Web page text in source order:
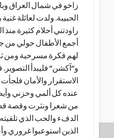
زاخو في شمال العراق
الحبيبة. ولدت لعائلة
راودتني أحلام كثيرة
أجمع الأطفال حولي من
لهم فكرة مسرحية ومن
و”آكشن” فليبدأ
الاستقرار والأمان
عنده كل ألمي وحزني
من شعرا ونثرت وقصة
الدفء والحب الذي
الذين استوعبوا غروري